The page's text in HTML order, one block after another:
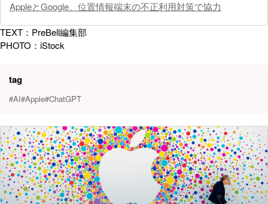
AppleとGoogle、位置情報端末の不正利用対策で協力
TEXT：PreBell編集部
PHOTO：iStock
tag
#AI#Apple#ChatGPT